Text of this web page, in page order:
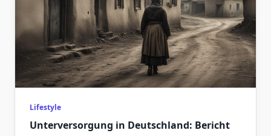
Lifestyle
Unterversorgung in Deutschland: Bericht